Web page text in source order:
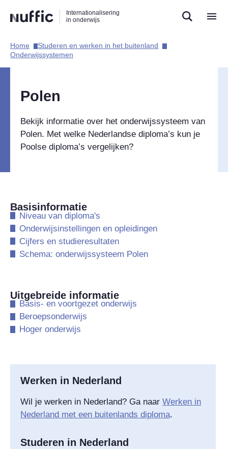
naar
zoekfunctie
naar
hoofdnavigatie
naar
inhoud
Internationalisering
in onderwijs
Hoofdnavigatie
Home​
Studeren en werken in het buitenland​
Onderwijssystemen​
Polen
Bekijk informatie over het onderwijssysteem van
Polen. Met welke Nederlandse diploma’s kun je
Poolse diploma’s vergelijken?
Basisinformatie
​Niveau van diploma's
​Onderwijsinstellingen en opleidingen
​Cijfers en studieresultaten
​Schema: onderwijssysteem Polen
Uitgebreide informatie
​Basis- en voortgezet onderwijs
​Beroepsonderwijs
​Hoger onderwijs
Werken in Nederland
Wil je werken in Nederland? Ga naar Werken in
Nederland met een buitenlands diploma.
Studeren in Nederland